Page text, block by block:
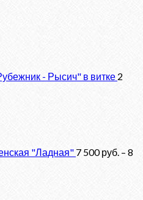
- Рысич" в витке 2
"Ладная" 7 500руб. – 8